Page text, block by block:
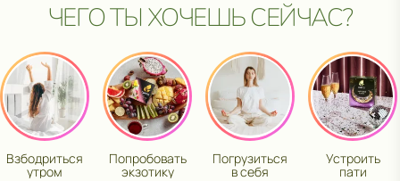
ЧЕГО ТЫ ХОЧЕШЬ СЕЙЧАС?
Взбодриться
утром
Попробовать
экзотику
Погрузиться
в себя
Устроить
пати